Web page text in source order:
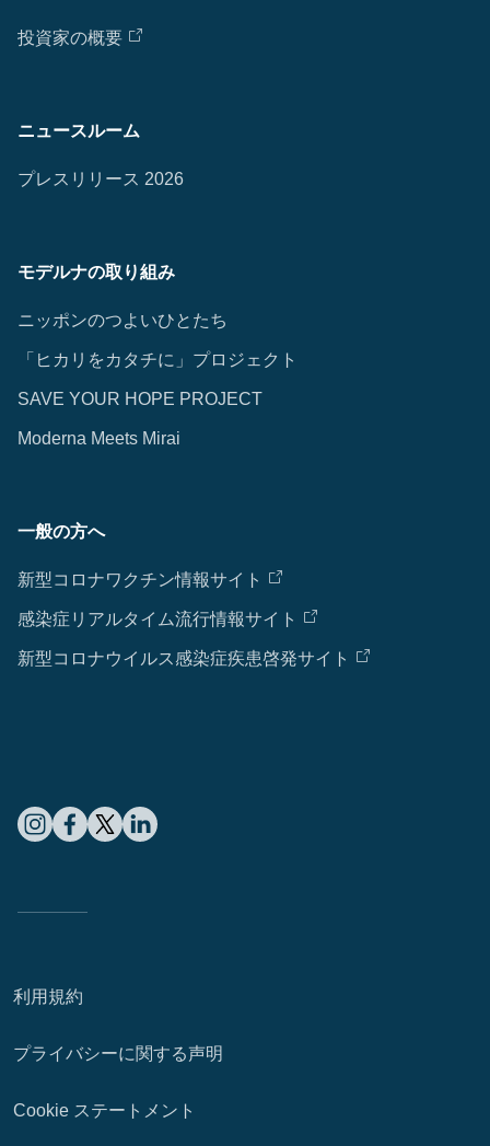
投資家の概要
ニュースルーム
プレスリリース 2026
モデルナの取り組み
ニッポンのつよいひとたち
「ヒカリをカタチに」プロジェクト
SAVE YOUR HOPE PROJECT
Moderna Meets Mirai
一般の方へ
新型コロナワクチン情報サイト
感染症リアルタイム流行情報サイト
新型コロナウイルス感染症疾患啓発サイト
利用規約
プライバシーに関する声明
Cookie ステートメント